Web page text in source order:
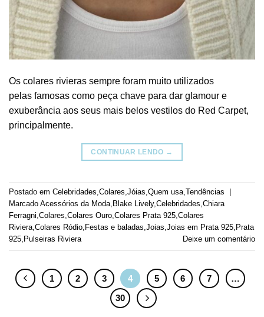
Os colares rivieras sempre foram muito utilizados
pelas famosas como peça chave para dar glamour e
exuberância aos seus mais belos vestilos do Red Carpet,
principalmente.
CONTINUAR LENDO →
Postado em Celebridades,Colares,Jóias,Quem usa,Tendências
Marcado Acessórios da Moda, Blake Lively,Celebridades,Chiara
Ferragni,Colares,Colares Ouro,Colares Prata 925,Colares
Riviera,Colares Ródio, Festas e baladas,Joias,Joias em Prata 925, Prata
925, Pulseiras Riviera Deixe um comentário
1 2 3 4 5 6 7
…
30